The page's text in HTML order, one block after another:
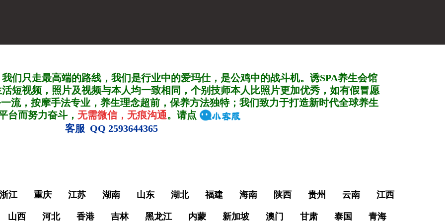
们只走最高端的路线，我们是行业中的爱玛仕，是公鸡中的战斗机。诱SPA养生会馆
短视频，照片及视频与本人均一致相同，个别技师本人比照片更加优秀，如有假冒愿
流，按摩手法专业，养生理念超前，保养方法独特；我们致力于打造新时代全球养生
台而努力奋斗， 无需微信，无痕沟通。请点
客服 QQ 2593644365
浙江 重庆 江苏 湖南 山东 湖北 福建 海南 陕西 贵州 云南 江西
山西 河北 香港 吉林 黑龙江 内蒙 新加坡 澳门 甘肃 泰国 青海